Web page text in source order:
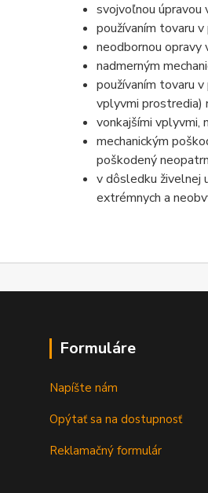
svojvoľnou úpravou
používaním tovaru
neodbornou opravy
nadmerným
používaním tovaru
vplyvmi prostredia)
vonkajšími vplyvmi,
mechanickým
poškodený
v dôsledku živelnej
extrémnych a
Formuláre
Napíšte nám
Opýtať sa na dostupnosť
Reklamačný formulár